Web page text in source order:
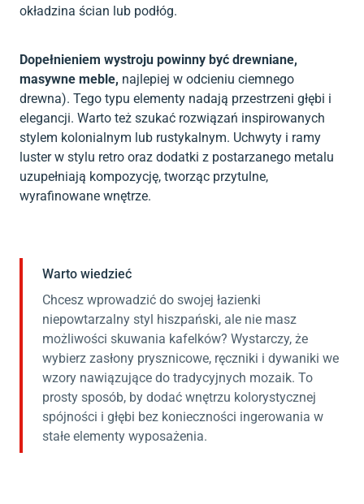
okładzina ścian lub podłóg.
Dopełnieniem wystroju powinny być drewniane,
masywne meble, najlepiej w odcieniu ciemnego
drewna). Tego typu elementy nadają przestrzeni głębi i
elegancji. Warto też szukać rozwiązań inspirowanych
stylem kolonialnym lub rustykalnym. Uchwyty i ramy
luster w stylu retro oraz dodatki z postarzanego metalu
uzupełniają kompozycję, tworząc przytulne,
wyrafinowane wnętrze.
Warto wiedzieć
Chcesz wprowadzić do swojej łazienki
niepowtarzalny styl hiszpański, ale nie masz
możliwości skuwania kafelków? Wystarczy, że
wybierz zasłony prysznicowe, ręczniki i dywaniki we
wzory nawiązujące do tradycyjnych mozaik. To
prosty sposób, by dodać wnętrzu kolorystycznej
spójności i głębi bez konieczności ingerowania w
stałe elementy wyposażenia.